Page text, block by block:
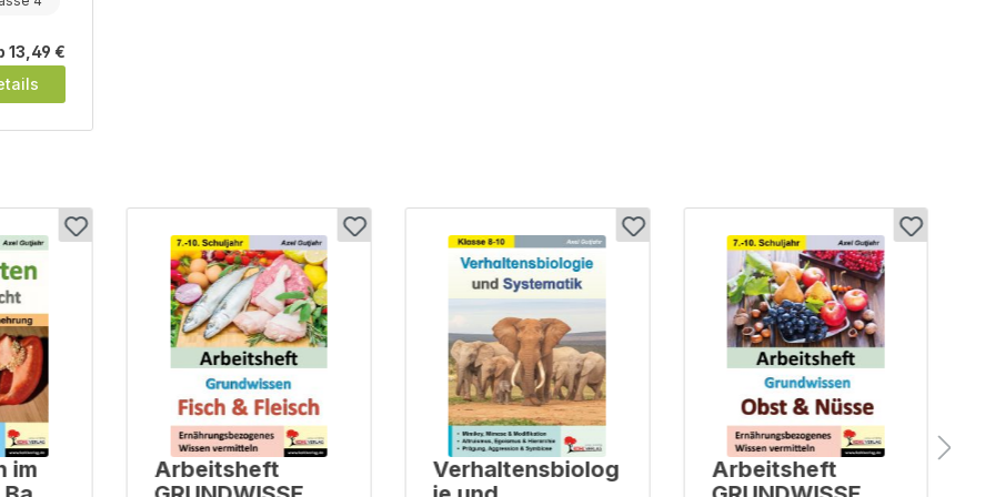
13,49 €
im
Arbeitsheft
Verhaltensbiolog
Arbeitsheft